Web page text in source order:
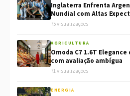
Inglaterra Enfrenta
Mundial com Altas
75 visualizações
AGRICULTURA
Omoda C7 1.6T
com avaliação ambígua
71 visualizações
ENERGIA